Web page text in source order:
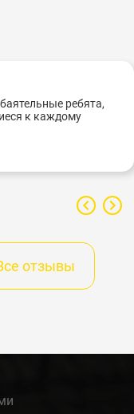
ребята,
к каждому
отзывы